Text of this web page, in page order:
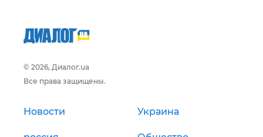
© 2026, Диалог.ua
Все права защищены.
Новости Украина